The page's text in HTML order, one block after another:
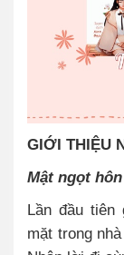
GIỚI THIỆU
Mật ngọt
Lần đầu tiên
mặt trong